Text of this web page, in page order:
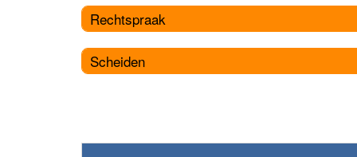
Rechtspraak
Scheiden